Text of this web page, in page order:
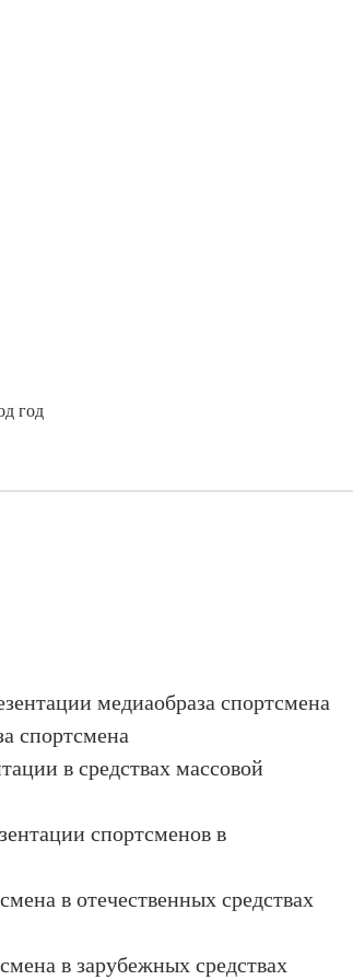
год
медиаобраза спортсмена
спортсмена
в средствах массовой
спортсменов в
в отечественных средствах
в зарубежных средствах